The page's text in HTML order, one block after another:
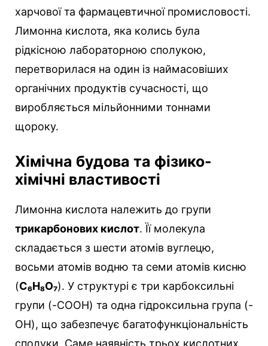
харчової та фармацевтичної промисловості.
Лимонна кислота, яка колись була
рідкісною лабораторною сполукою,
перетворилася на один із наймасовіших
органічних продуктів сучасності, що
виробляється мільйонними тоннами
щороку.
Хімічна будова та фізико-
хімічні властивості
Лимонна кислота належить до групи
трикарбонових кислот. Її молекула
складається з шести атомів вуглецю,
восьми атомів водню та семи атомів кисню
(C₆H₈O₇). У структурі є три карбоксильні
групи (-COOH) та одна гідроксильна група (-
OH), що забезпечує багатофункціональність
сполуки. Саме наявність трьох кислотних